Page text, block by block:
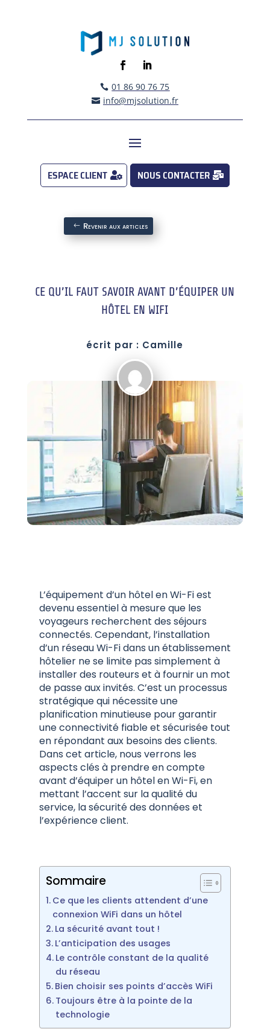
 01 86 90 76 75
 info@mjsolution.fr
ESPACE CLIENT NOUS CONTACTER
Revenir aux articles
CE QU’IL FAUT SAVOIR AVANT D’ÉQUIPER UN
HÔTEL EN WIFI
écrit par : Camille
L’équipement d’un hôtel en Wi-Fi est
devenu essentiel à mesure que les
voyageurs recherchent des séjours
connectés. Cependant, l’installation
d’un réseau Wi-Fi dans un établissement
hôtelier ne se limite pas simplement à
installer des routeurs et à fournir un mot
de passe aux invités. C’est un processus
stratégique qui nécessite une
planification minutieuse pour garantir
une connectivité fiable et sécurisée tout
en répondant aux besoins des clients.
Dans cet article, nous verrons les
aspects clés à prendre en compte
avant d’équiper un hôtel en Wi-Fi, en
mettant l’accent sur la qualité du
service, la sécurité des données et
l’expérience client.
Sommaire
Ce que les clients attendent d’une
connexion WiFi dans un hôtel
La sécurité avant tout !
L’anticipation des usages
Le contrôle constant de la qualité
du réseau
Bien choisir ses points d’accès WiFi
Toujours être à la pointe de la
technologie